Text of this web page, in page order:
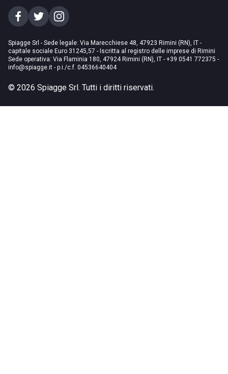
Spiagge Srl - Sede legale: Via Marecchiese 48, 47923 Rimini (RN), IT -
capitale sociale Euro 31245,57 - Iscritta al registro delle imprese di Rimini
Sede operativa: Via Flaminia 180, 47924 Rimini (RN), IT - +39 0541 772375 -
info@spiagge.it - p.i./c.f. 04536640404
© 2026 Spiagge Srl. Tutti i diritti riservati.